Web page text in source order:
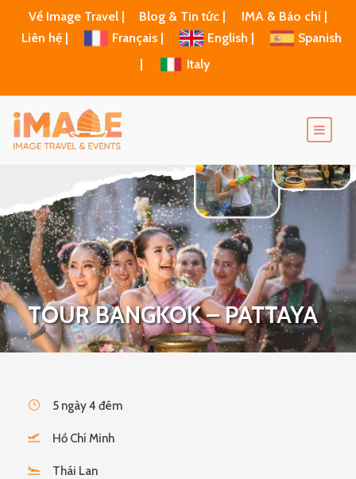
Về Image Travel | Blog & Tin tức |
IMA & Báo chí |
Liên hệ |
Français | English |
Spanish
Italy
TOUR BANGKOK – PATTAYA
5 ngày 4 đêm
Hồ Chí Minh
Thái Lan